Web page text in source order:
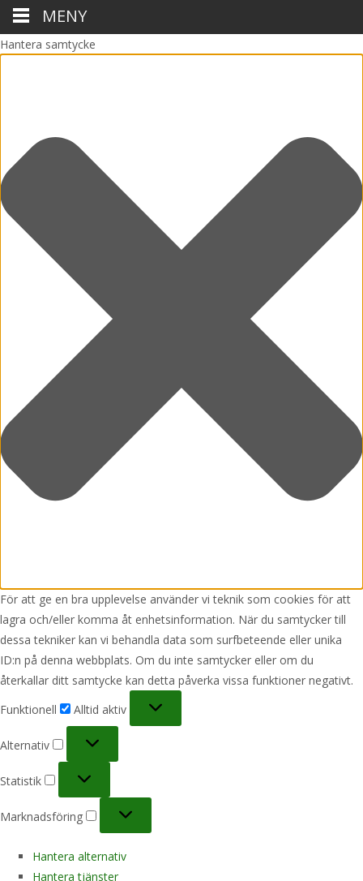
Hantera samtycke
För att ge en bra upplevelse använder vi teknik som cookies för att
lagra och/eller komma åt enhetsinformation. När du samtycker till
dessa tekniker kan vi behandla data som surfbeteende eller unika
ID:n på denna webbplats. Om du inte samtycker eller om du
återkallar ditt samtycke kan detta påverka vissa funktioner negativt.
Funktionell
Alltid aktiv
Alternativ
Statistik
Marknadsföring
Hantera alternativ
Hantera tjänster
MENY